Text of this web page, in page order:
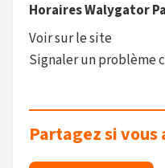
Horaires Walygator
Voir sur le site
Signaler un problème
Partagez si vous